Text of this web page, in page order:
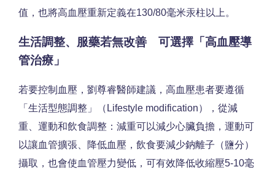
值，也將高血壓重新定義在130/80毫米汞柱以上。
生活調整、服藥若無改善 可選擇「高血壓導
管治療」
若要控制血壓，劉尊睿醫師建議，高血壓患者要遵循
「生活型態調整」（Lifestyle modification），從減
重、運動和飲食調整：減重可以減少心臟負擔，運動可
以讓血管擴張、降低血壓，飲食要減少鈉離子（鹽分）
攝取，也會使血管壓力變低，可有效降低收縮壓5-10毫